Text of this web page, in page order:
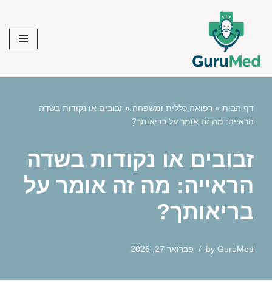
content
דף הבית » רפואה כללית ומשפחה » זבובים או נקודות בשדה
הראייה: מה זה אומר על בריאותך?
זבובים או נקודות בשדה
הראייה: מה זה אומר על
בריאותך?
by GuruMed פברואר 27, 2026